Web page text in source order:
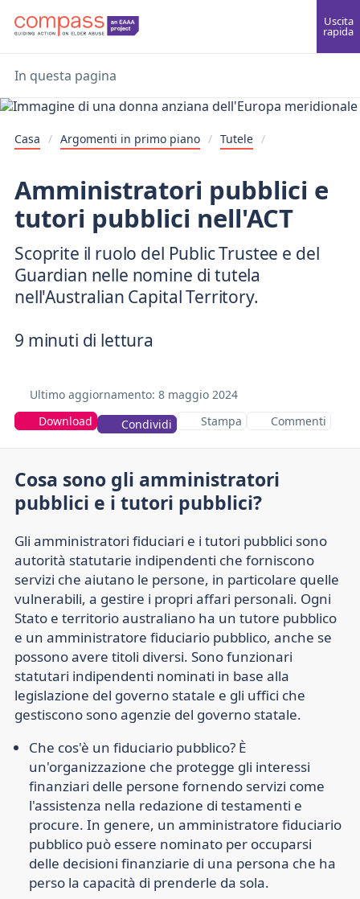
Uscita
rapida
Casa / Argomenti in primo piano / Tutele /
Amministratori pubblici e
tutori pubblici nell'ACT
Scoprite il ruolo del Public Trustee e del
Guardian nelle nomine di tutela
nell'Australian Capital Territory.
9 minuti di lettura
Ultimo aggiornamento: 8 maggio 2024
Download
Condividi Stampa Commenti
In questa pagina
Cosa sono gli amministratori
pubblici e i tutori pubblici?
Gli amministratori fiduciari e i tutori pubblici sono
autorità statutarie indipendenti che forniscono
servizi che aiutano le persone, in particolare quelle
vulnerabili, a gestire i propri affari personali. Ogni
Stato e territorio australiano ha un tutore pubblico
e un amministratore fiduciario pubblico, anche se
possono avere titoli diversi. Sono funzionari
statutari indipendenti nominati in base alla
legislazione del governo statale e gli uffici che
gestiscono sono agenzie del governo statale.
Che cos'è un fiduciario pubblico? È
un'organizzazione che protegge gli interessi
finanziari delle persone fornendo servizi come
l'assistenza nella redazione di testamenti e
procure. In genere, un amministratore fiduciario
pubblico può essere nominato per occuparsi
delle decisioni finanziarie di una persona che ha
perso la capacità di prenderle da sola.